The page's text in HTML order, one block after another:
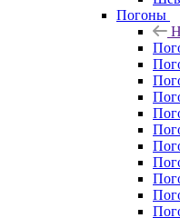
Погоны